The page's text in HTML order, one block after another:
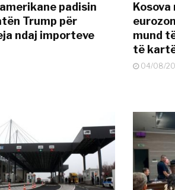
padisin
Trump për
ndaj importeve
mund
të
04/08/